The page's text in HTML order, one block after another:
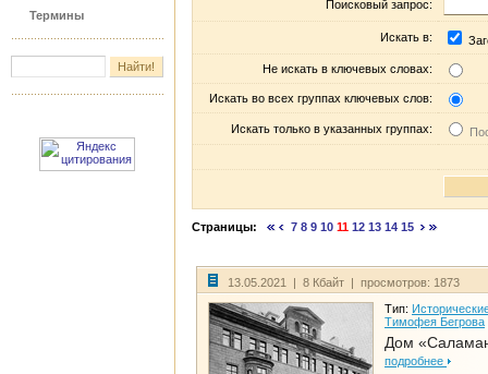
Термины
Поисковый запрос:
Искать в:
Не искать в ключевых словах:
Искать во всех группах ключевых слов:
Искать только в указанных группах:
Страницы: 7 8 9 10 11 12 13 14 15
13.05.2021 | 8 Кбайт | просмотров: 1873
Тип:
Тимофея Бегрова
Дом
подробнее